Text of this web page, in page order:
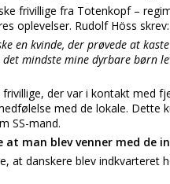
frivillige fra Totenkopf –
oplevelser. Rudolf Höss skrev:
en kvinde, der prøvede at
mindste mine dyrbare børn
der var i kontakt med
med de lokale. Dette
SS-mand.
at man blev venner med de
at danskere blev indkvarteret